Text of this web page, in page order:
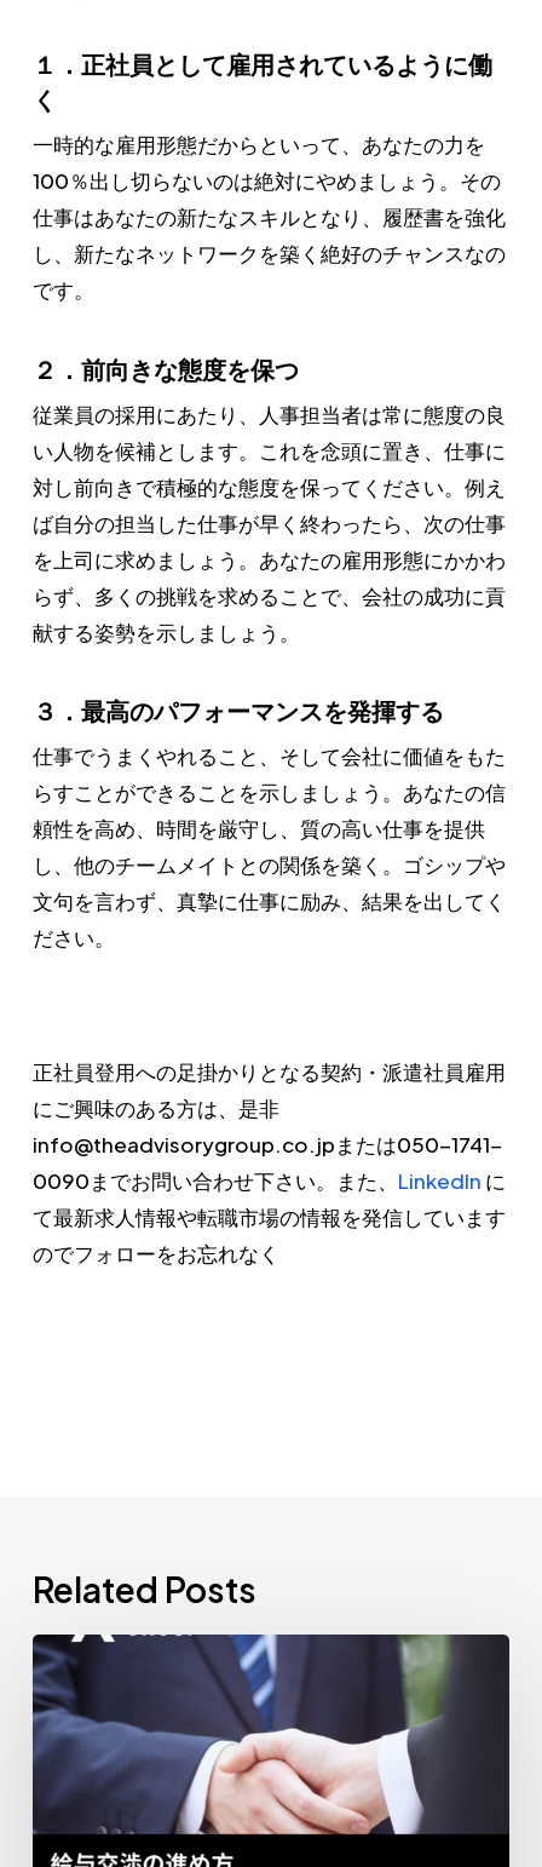
１．正社員として雇用されているように働
く
一時的な雇用形態だからといって、あなたの力を
100％出し切らないのは絶対にやめましょう。その
仕事はあなたの新たなスキルとなり、履歴書を強化
し、新たなネットワークを築く絶好のチャンスなの
です。
２．前向きな態度を保つ
従業員の採用にあたり、人事担当者は常に態度の良
い人物を候補とします。これを念頭に置き、仕事に
対し前向きで積極的な態度を保ってください。例え
ば自分の担当した仕事が早く終わったら、次の仕事
を上司に求めましょう。あなたの雇用形態にかかわ
らず、多くの挑戦を求めることで、会社の成功に貢
献する姿勢を示しましょう。
３．最高のパフォーマンスを発揮する
仕事でうまくやれること、そして会社に価値をもた
らすことができることを示しましょう。あなたの信
頼性を高め、時間を厳守し、質の高い仕事を提供
し、他のチームメイトとの関係を築く。ゴシップや
文句を言わず、真摯に仕事に励み、結果を出してく
ださい。
正社員登用への足掛かりとなる契約・派遣社員雇用
にご興味のある方は、是非
info@theadvisorygroup.co.jpまたは050-1741-
0090までお問い合わせ下さい。また、 LinkedIn に
て最新求人情報や転職市場の情報を発信しています
のでフォローをお忘れなく
Related Posts
給
与
交
渉
進